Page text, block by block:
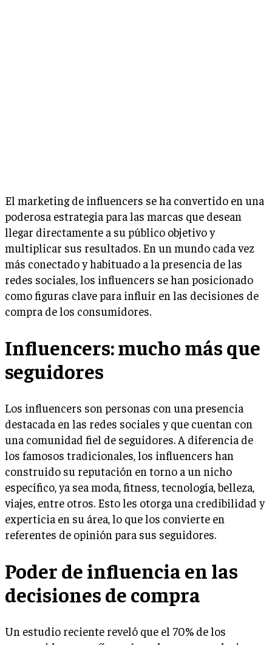
El marketing de influencers se ha convertido en una
poderosa estrategia para las marcas que desean
llegar directamente a su público objetivo y
multiplicar sus resultados. En un mundo cada vez
más conectado y habituado a la presencia de las
redes sociales, los influencers se han posicionado
como figuras clave para influir en las decisiones de
compra de los consumidores.
Influencers: mucho más que
seguidores
Los influencers son personas con una presencia
destacada en las redes sociales y que cuentan con
una comunidad fiel de seguidores. A diferencia de
los famosos tradicionales, los influencers han
construido su reputación en torno a un nicho
específico, ya sea moda, fitness, tecnología, belleza,
viajes, entre otros. Esto les otorga una credibilidad y
experticia en su área, lo que los convierte en
referentes de opinión para sus seguidores.
Poder de influencia en las
decisiones de compra
Un estudio reciente reveló que el 70% de los